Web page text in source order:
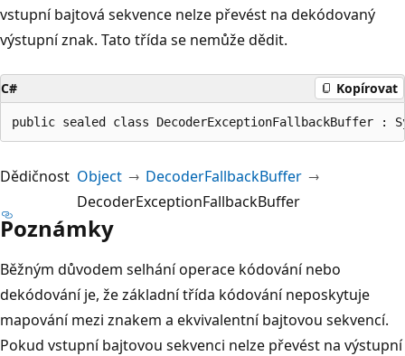
vstupní bajtová sekvence nelze převést na dekódovaný
výstupní znak. Tato třída se nemůže dědit.
C# Kopírovat
public sealed class DecoderExceptionFallbackBuffer :
Dědičnost Object
DecoderFallbackBuffer
DecoderExceptionFallbackBuffer
Poznámky
Běžným důvodem selhání operace kódování nebo
dekódování je, že základní třída kódování neposkytuje
mapování mezi znakem a ekvivalentní bajtovou sekvencí.
Pokud vstupní bajtovou sekvenci nelze převést na výstupní